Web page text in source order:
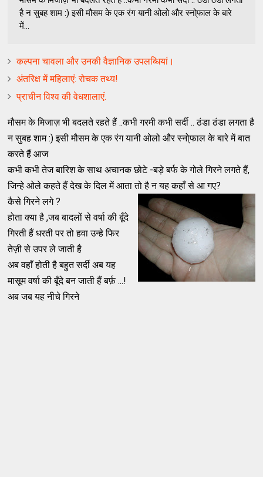
है न सुबह शाम :) इसी मौसम के एक रंग यानी ओलो और स्नो्फाल के बारे
में...
कल्पना चावला और उनकी वैज्ञानिक उपलब्धियां।
अंतरिक्ष में महिलाएं: रोचक तथ्य!
प्राचीन विश्व की वेधशालाएं.
मौसम के मिजाज़ भी बदलते रहते हैं ..कभी गरमी कभी सर्दी .. ठंडा ठंडा लगता है
न सुबह शाम :) इसी मौसम के एक रंग यानी ओलो और स्नो्फाल के बारे मेंबात
करते हैं आज
कभी कभी तेज बारिश के साथ अचानक छोटे -बड़े बर्फ के गोले गिरने लगते हैं,
जिन्हे ओले कहते हैं देख के दिल में आता तो है न यह कहाँ से आ गए?
कैसे गिरने लगे ?
होता क्या है ,जब बादलों से वर्षा की बूँदे
गिरती हैं धरती पर तो हवा उन्हे फिर
तेज़ी से उपर ले जाती है
अब वहाँ होती है बहुत सर्दी अब यह
मासूम वर्षा की बूँदे बन जाती हैं बर्फ़ ...!
अब जब यह नीचे गिरने